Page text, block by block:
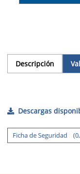
Descripción
Descargas
Ficha de Seguridad